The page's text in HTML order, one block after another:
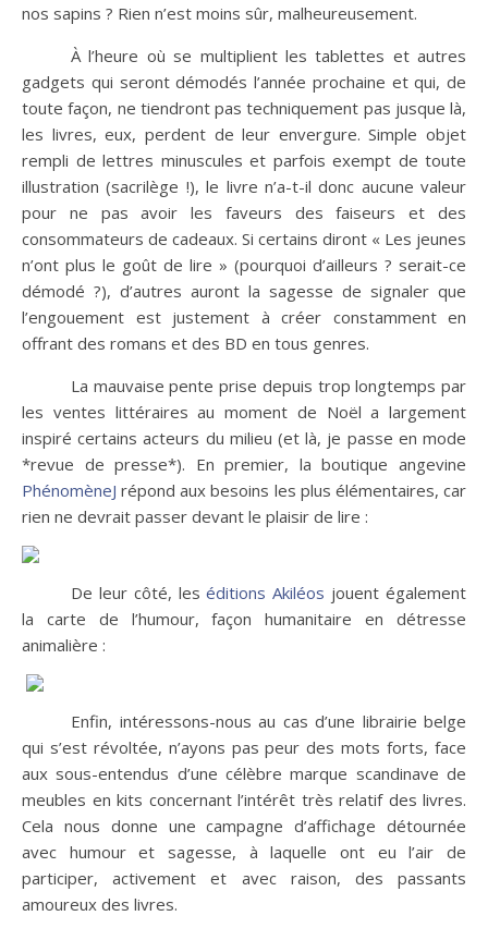
nos sapins ? Rien n’est moins sûr, malheureusement.
À l’heure où se multiplient les tablettes et autres
gadgets qui seront démodés l’année prochaine et qui, de
toute façon, ne tiendront pas techniquement pas jusque là,
les livres, eux, perdent de leur envergure. Simple objet
rempli de lettres minuscules et parfois exempt de toute
illustration (sacrilège !), le livre n’a-t-il donc aucune valeur
pour ne pas avoir les faveurs des faiseurs et des
consommateurs de cadeaux. Si certains diront « Les jeunes
n’ont plus le goût de lire » (pourquoi d’ailleurs ? serait-ce
démodé ?), d’autres auront la sagesse de signaler que
l’engouement est justement à créer constamment en
offrant des romans et des BD en tous genres.
La mauvaise pente prise depuis trop longtemps par
les ventes littéraires au moment de Noël a largement
inspiré certains acteurs du milieu (et là, je passe en mode
*revue de presse*). En premier, la boutique angevine
PhénomèneJ répond aux besoins les plus élémentaires, car
rien ne devrait passer devant le plaisir de lire :
De leur côté, leséditions Akiléos jouent également
la carte de l’humour, façon humanitaire en détresse
animalière :
Enfin, intéressons-nous au cas d’une librairie belge
qui s’est révoltée, n’ayons pas peur des mots forts, face
aux sous-entendus d’une célèbre marque scandinave de
meubles en kits concernant l’intérêt très relatif des livres.
Cela nous donne une campagne d’affichage détournée
avec humour et sagesse, à laquelle ont eu l’air de
participer, activement et avec raison, des passants
amoureux des livres.